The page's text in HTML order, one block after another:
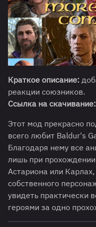
Краткое описание:
реакции союзников.
Ссылка на скачивание:
Этот мод прекрасно
всего любит Baldur's
Благодаря нему все
лишь при
Астариона или
собственного
увидеть практически
героями за одно